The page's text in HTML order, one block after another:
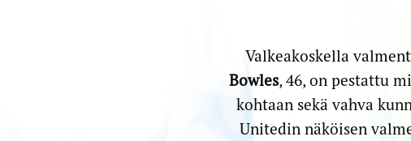
Valkeakoskella
Bowles, 46, on pestattu
kohtaan sekä vahva
Unitedin näköisen